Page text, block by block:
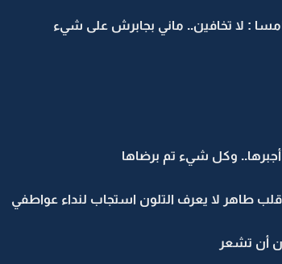
: لا تخافين.. ماني بجابرش على شيء
أجبرها.. وكل شيء تم برضاها
طاهر لا يعرف التلون استجاب لنداء عواطفي
أن تشعر